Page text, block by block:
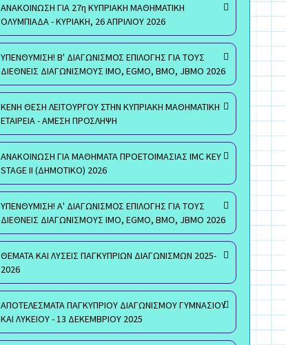
ΑΝΑΚΟΙΝΩΣΗ ΓΙΑ 27η ΚΥΠΡΙΑΚΗ ΜΑΘΗΜΑΤΙΚΗ
ΟΛΥΜΠΙΑΔΑ - ΚΥΡΙΑΚΗ, 26 ΑΠΡΙΛΙΟΥ 2026
ΥΠΕΝΘΥΜΙΣΗ! Β' ΔΙΑΓΩΝΙΣΜΟΣ ΕΠΙΛΟΓΗΣ ΓΙΑ ΤΟΥΣ
ΔΙΕΘΝΕΙΣ ΔΙΑΓΩΝΙΣΜΟΥΣ ΙΜΟ, EGMO, ΒΜΟ, JBMO 2026
ΚΕΝΗ ΘΕΣΗ ΛΕΙΤΟΥΡΓΟΥ ΣΤΗΝ ΚΥΠΡΙΑΚΗ ΜΑΘΗΜΑΤΙΚΗ
ΕΤΑΙΡΕΙΑ - ΑΜΕΣΗ ΠΡΟΣΛΗΨΗ
ΑΝΑΚΟΙΝΩΣΗ ΓΙΑ ΜΑΘΗΜΑΤΑ ΠΡΟΕΤΟΙΜΑΣΙΑΣ IMC KEY
STAGE II (ΔΗΜΟΤΙΚΟ) 2026
ΥΠΕΝΘΥΜΙΣΗ! Α' ΔΙΑΓΩΝΙΣΜΟΣ ΕΠΙΛΟΓΗΣ ΓΙΑ ΤΟΥΣ
ΔΙΕΘΝΕΙΣ ΔΙΑΓΩΝΙΣΜΟΥΣ ΙΜΟ, EGMO, ΒΜΟ, JBMO 2026
ΘΕΜΑΤΑ ΚΑΙ ΛΥΣΕΙΣ ΠΑΓΚΥΠΡΙΩΝ ΔΙΑΓΩΝΙΣΜΩΝ 2025-
2026
ΑΠΟΤΕΛΕΣΜΑΤΑ ΠΑΓΚΥΠΡΙΟΥ ΔΙΑΓΩΝΙΣΜΟΥ ΓΥΜΝΑΣΙΟΥ
ΚΑΙ ΛΥΚΕΙΟΥ - 13 ΔΕΚΕΜΒΡΙΟΥ 2025